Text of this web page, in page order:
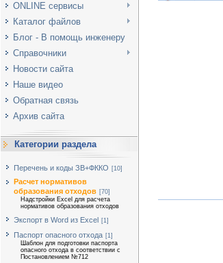
ONLINE сервисы
Каталог файлов
Блог - В помощь инженеру
Справочники
Новости сайта
Наше видео
Обратная связь
Архив сайта
Категории раздела
Перечень и коды ЗВ+ФККО [10]
Расчет нормативов
образования отходов [70]
Надстройки Excel для расчета
нормативов образования отходов
Экспорт в Word из Excel [1]
Паспорт опасного отхода [1]
Шаблон для подготовки паспорта
опасного отхода в соответствии с
Постановлением №712